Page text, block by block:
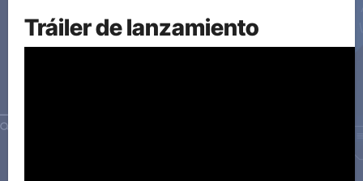
Tráiler de lanzamiento